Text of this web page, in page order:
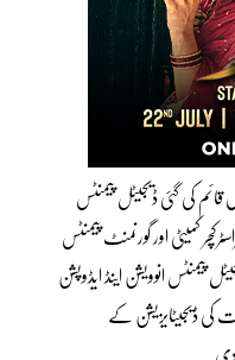
قائم کی گئی ڈیجیٹل پیمنٹس
کمیٹی اور گورنمنٹ پیمنٹس
انوویشن اینڈ ایڈوپشن
ڈیجیٹایزیشن کے